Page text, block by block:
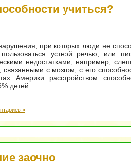
учиться?
при которых люди не
устной речью, или
недостатками, например,
с мозгом, с его
Америки расстройством
детей.
»
заочно